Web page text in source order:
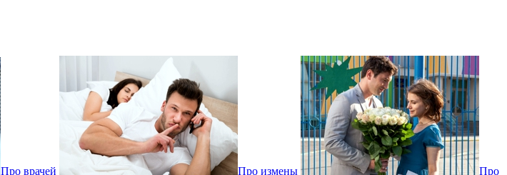
Про врачей Про измены Про